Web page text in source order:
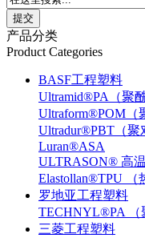
产品分类
Product Categories
BASF工程塑料
Ultramid®PA（聚酰
Ultraform®POM（
Ultradur®PBT（聚
Luran®ASA
ULTRASON® 高
Elastollan®TPU （
罗地亚工程塑料
TECHNYL®PA （
三菱工程塑料